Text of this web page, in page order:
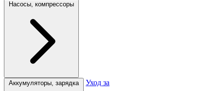
Насосы, компрессоры
Аккумуляторы, зарядка Уход за